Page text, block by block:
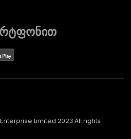
Limited 2023 All rights